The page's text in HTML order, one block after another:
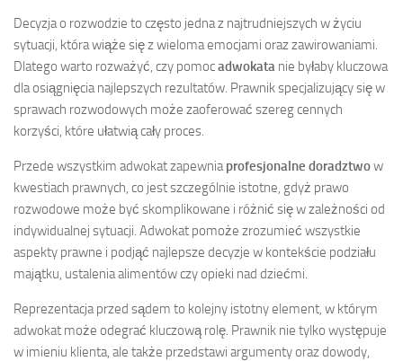
Decyzja o rozwodzie to często jedna z najtrudniejszych w życiu
sytuacji, która wiąże się z wieloma emocjami oraz zawirowaniami.
Dlatego warto rozważyć, czy pomocadwokata nie byłaby kluczowa
dla osiągnięcia najlepszych rezultatów. Prawnik specjalizujący się w
sprawach rozwodowych może zaoferować szereg cennych
korzyści, które ułatwią cały proces.
Przede wszystkim adwokat zapewnia profesjonalne doradztwow
kwestiach prawnych, co jest szczególnie istotne, gdyż prawo
rozwodowe może być skomplikowane i różnić się w zależności od
indywidualnej sytuacji. Adwokat pomoże zrozumieć wszystkie
aspekty prawne i podjąć najlepsze decyzje w kontekście podziału
majątku, ustalenia alimentów czy opieki nad dziećmi.
Reprezentacja przed sądem to kolejny istotny element, w którym
adwokat może odegrać kluczową rolę. Prawnik nie tylko występuje
w imieniu klienta, ale także przedstawi argumenty oraz dowody,